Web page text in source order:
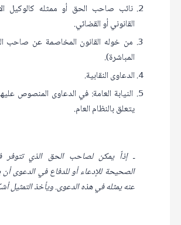
نائب صاحب الحق أو ممثله كالوكيل
القانوني أو القضائي.
من خوله القانون المخاصمة عن صاحب
المباشرة).
الدعاوى النقابية.
النيابة العامة: في الدعاوى المنصوص
يتعلق بالنظام العام.
ـ إذاً يمكن لصاحب الحق الذي تتوفر
الصحيحة للإدعاء أو للدفاع في الدعوى أن
عنه يمثله في هذه الدعوى. ويأخذ التمثيل